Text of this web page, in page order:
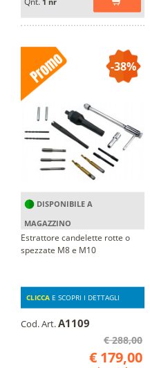
-38%
DISPONIBILE A
MAGAZZINO
Estrattore candelette rotte o
spezzate M8 e M10
CLICCA E SCOPRI I DETTAGLI
Cod. Art.A1109
€ 288,00
€ 179,00